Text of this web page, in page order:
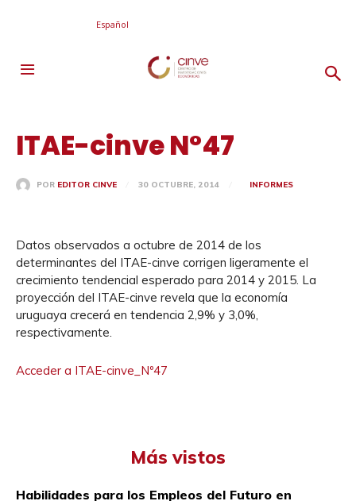
Español
ITAE-cinve N°47
POR EDITOR CINVE 30 OCTUBRE, 2014 INFORMES
Datos observados a octubre de 2014 de los
determinantes del ITAE-cinve corrigen ligeramente el
crecimiento tendencial esperado para 2014 y 2015. La
proyección del ITAE-cinve revela que la economía
uruguaya crecerá en tendencia 2,9% y 3,0%,
respectivamente.
Acceder a ITAE-cinve_Nº47
Más vistos
Habilidades para los Empleos del Futuro en